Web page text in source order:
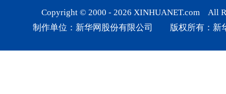
Copyright © 2000 - 2026 XINHUANET.com All
制作单位：新华网股份有限公司 版权所有：新